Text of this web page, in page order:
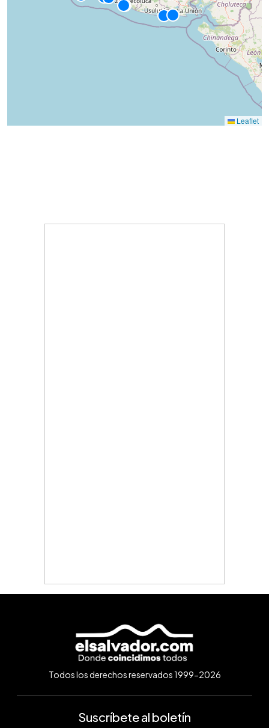
Todos los derechos reservados 1999-2026
Suscríbete al boletín